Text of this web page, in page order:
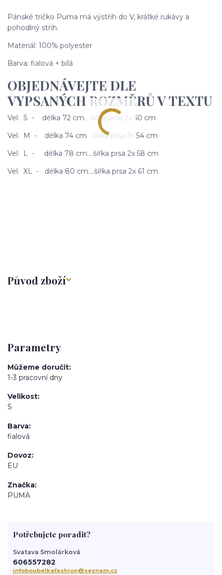
Pánské tričko Puma má výstřih do V, krátké rukávy a
pohodlný střih.
Materiál: 100% polyester
Barva: fialová + bílá
OBJEDNÁVEJTE DLE
VYPSANÝCH ROZMĚRŮ V TEXTU
Vel. S - délka 72 cm....šířka prsa 2x 50 cm
Vel. M - délka 74 cm....šířka prsa 2x 54 cm
Vel. L - délka 78 cm....šířka prsa 2x 58 cm
Vel. XL - délka 80 cm....šířka prsa 2x 61 cm
Původ zboží
Parametry
Můžeme doručit
1-3 pracovní dny
Velikost
S
Barva
fialová
Dovoz
EU
Značka
PUMA
Potřebujete poradit?
Svatava Smolárková
606557282
infoboubelkafashion@seznam.cz